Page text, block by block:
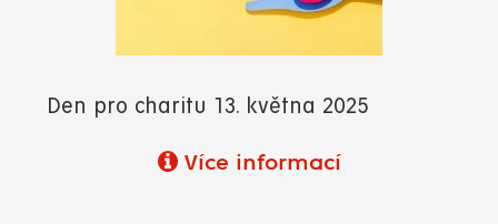
Den pro charitu 13. května 2025
Více informací